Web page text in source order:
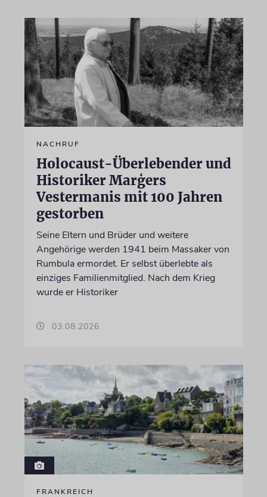
NACHRUF
Holocaust-Überlebender und
Historiker Marģers
Vestermanis mit 100 Jahren
gestorben
Seine Eltern und Brüder und weitere
Angehörige werden 1941 beim Massaker von
Rumbula ermordet. Er selbst überlebte als
einziges Familienmitglied. Nach dem Krieg
wurde er Historiker
03.08.2026
FRANKREICH